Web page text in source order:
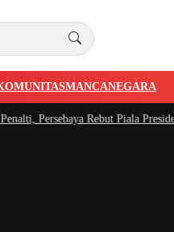
MANCANEGARA
Persebaya Rebut Piala Presiden